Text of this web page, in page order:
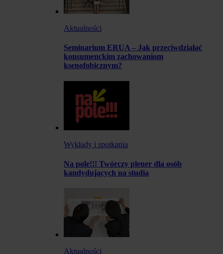
Aktualności
Seminarium ERUA – Jak przeciwdziałać
konsumenckim zachowaniom
ksenofobicznym?
Wykłady i spotkania
Na pole!!! Twórczy plener dla osób
kandydujących na studia
Aktualności